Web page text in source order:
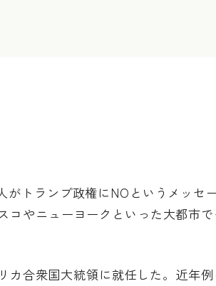
がトランプ政権にNOというメッセ
コやニューヨークといった大都市で
カ合衆国大統領に就任した。近年